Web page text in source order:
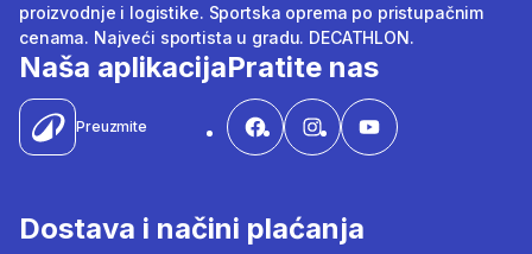
proizvodnje i logistike. Sportska oprema po pristupačnim
cenama. Najveći sportista u gradu. DECATHLON.
Naša aplikacija
Preuzmite
Pratite nas
Dostava i načini plaćanja